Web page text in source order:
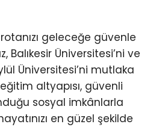
geleceğe güvenle
Balıkesir Üniversitesi’ni ve
Üniversitesi’ni mutlaka
altyapısı, güvenli
sosyal imkânlarla
en güzel şekilde